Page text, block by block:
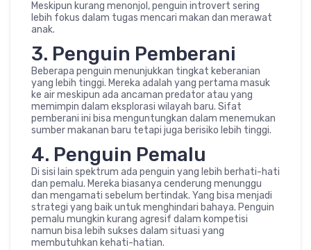
Meskipun kurang menonjol, penguin introvert sering
lebih fokus dalam tugas mencari makan dan merawat
anak.
3. Penguin Pemberani
Beberapa penguin menunjukkan tingkat keberanian
yang lebih tinggi. Mereka adalah yang pertama masuk
ke air meskipun ada ancaman predator atau yang
memimpin dalam eksplorasi wilayah baru. Sifat
pemberani ini bisa menguntungkan dalam menemukan
sumber makanan baru tetapi juga berisiko lebih tinggi.
4. Penguin Pemalu
Di sisi lain spektrum ada penguin yang lebih berhati-hati
dan pemalu. Mereka biasanya cenderung menunggu
dan mengamati sebelum bertindak. Yang bisa menjadi
strategi yang baik untuk menghindari bahaya. Penguin
pemalu mungkin kurang agresif dalam kompetisi
namun bisa lebih sukses dalam situasi yang
membutuhkan kehati-hatian.